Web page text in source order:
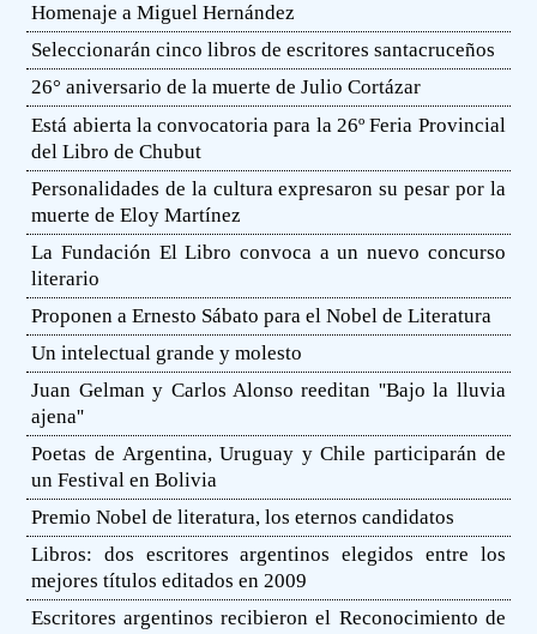
Homenaje a Miguel Hernández
Seleccionarán cinco libros de escritores santacruceños
26° aniversario de la muerte de Julio Cortázar
Está abierta la convocatoria para la 26º Feria Provincial
del Libro de Chubut
Personalidades de la cultura expresaron su pesar por la
muerte de Eloy Martínez
La Fundación El Libro convoca a un nuevo concurso
literario
Proponen a Ernesto Sábato para el Nobel de Literatura
Un intelectual grande y molesto
Juan Gelman y Carlos Alonso reeditan ''Bajo la lluvia
ajena''
Poetas de Argentina, Uruguay y Chile participarán de
un Festival en Bolivia
Premio Nobel de literatura, los eternos candidatos
Libros: dos escritores argentinos elegidos entre los
mejores títulos editados en 2009
Escritores argentinos recibieron el Reconocimiento de